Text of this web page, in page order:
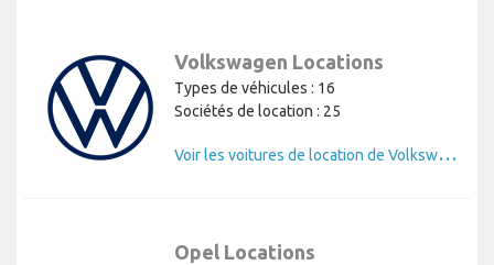
Volkswagen Locations
Types de véhicules : 16
Sociétés de location : 25
V
oir les voitures de location de Volkswagen
Opel Locations